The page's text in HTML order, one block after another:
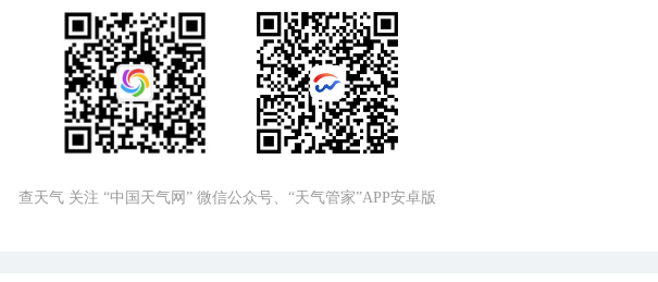
查天气 关注 “中国天气网” 微信公众号、“天气管家”APP安卓版